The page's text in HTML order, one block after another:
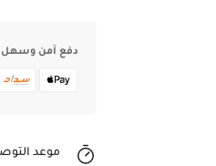
دفع آمن وسهل
موعد